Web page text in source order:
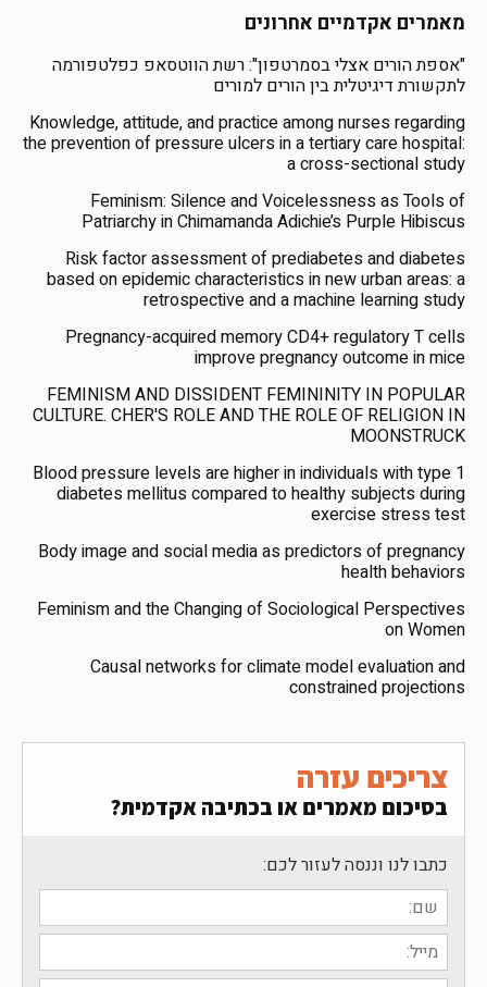
מאמרים אקדמיים אחרונים
"אספת הורים אצלי בסמרטפון": רשת הווטסאפ כפלטפורמה
לתקשורת דיגיטלית בין הורים למורים
Knowledge, attitude, and practice among nurses regarding
the prevention of pressure ulcers in a tertiary care hospital:
a cross-sectional study
Feminism: Silence and Voicelessness as Tools of
Patriarchy in Chimamanda Adichie’s Purple Hibiscus
Risk factor assessment of prediabetes and diabetes
based on epidemic characteristics in new urban areas: a
retrospective and a machine learning study
Pregnancy-acquired memory CD4+ regulatory T cells
improve pregnancy outcome in mice
FEMINISM AND DISSIDENT FEMININITY IN POPULAR
CULTURE. CHER'S ROLE AND THE ROLE OF RELIGION IN
MOONSTRUCK
Blood pressure levels are higher in individuals with type 1
diabetes mellitus compared to healthy subjects during
exercise stress test
Body image and social media as predictors of pregnancy
health behaviors
Feminism and the Changing of Sociological Perspectives
on Women
Causal networks for climate model evaluation and
constrained projections
צריכים עזרה
בסיכום מאמרים או בכתיבה אקדמית?
כתבו לנו וננסה לעזור לכם: